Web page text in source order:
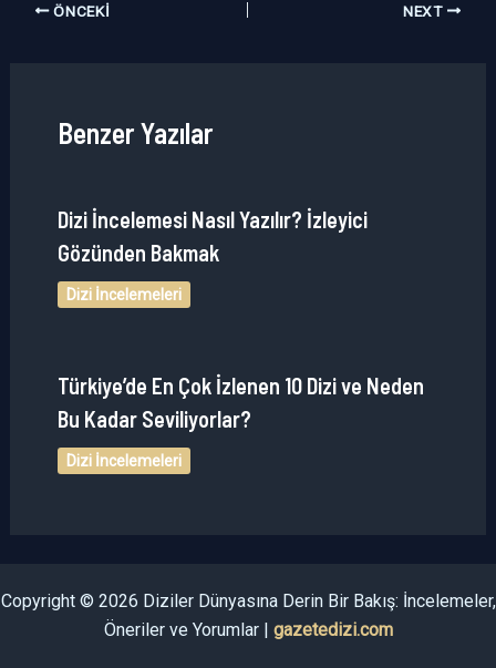
ÖNCEKI NEXT
Benzer Yazılar
Dizi İncelemesi Nasıl Yazılır? İzleyici
Gözünden Bakmak
Dizi İncelemeleri
Türkiye’de En Çok İzlenen 10 Dizi ve Neden
Bu Kadar Seviliyorlar?
Dizi İncelemeleri
Copyright © 2026 Diziler Dünyasına Derin Bir Bakış: İncelemeler,
Öneriler ve Yorumlar | gazetedizi.com